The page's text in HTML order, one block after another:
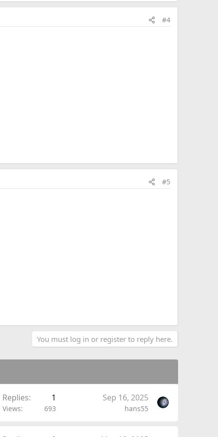
#4
#5
You must log in or register to reply here.
Replies 1
Views 693
Sep 16, 2025
hans55